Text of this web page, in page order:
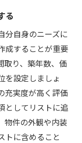
る
分自身のニーズに
成することが重要
取り、築年数、価
を設定しましょ
充実度が高く評価
としてリストに追
物件の外観や内装
トに含めること